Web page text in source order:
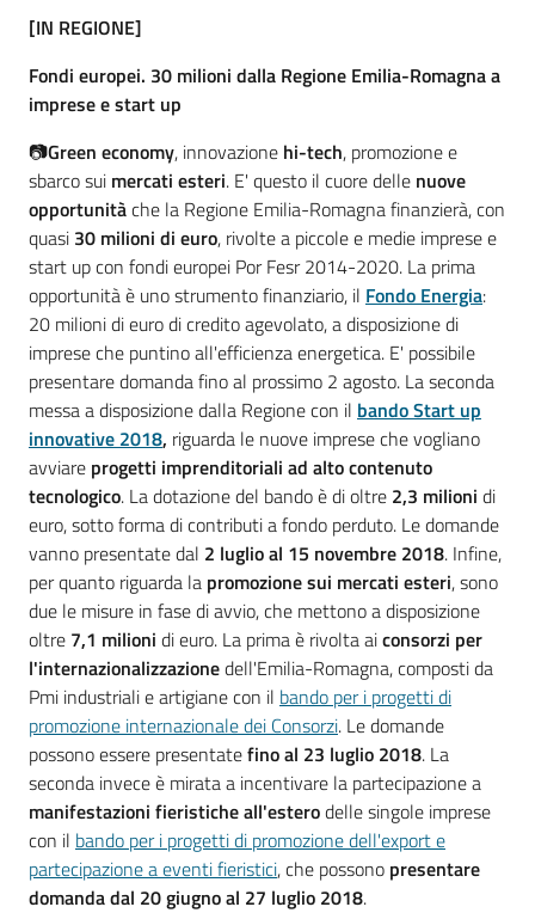
[IN REGIONE]
Fondi europei. 30 milioni dalla Regione Emilia-Romagna a
imprese e start up
📷Green economy, innovazione hi-tech, promozione e
sbarco sui mercati esteri. E' questo il cuore delle nuove
opportunitàche la Regione Emilia-Romagna finanzierà, con
quasi 30 milioni di euro, rivolte a piccole e medie imprese e
start up con fondi europei Por Fesr 2014-2020. La prima
opportunità è uno strumento finanziario, il Fondo Energia:
20 milioni di euro di credito agevolato, a disposizione di
imprese che puntino all'efficienza energetica. E' possibile
presentare domanda fino al prossimo 2 agosto. La seconda
messa a disposizione dalla Regione con il bando Start up
innovative 2018, riguarda le nuove imprese che vogliano
avviare progetti imprenditoriali ad alto contenuto
tecnologico. La dotazione del bando è di oltre 2,3 milioni di
euro, sotto forma di contributi a fondo perduto. Le domande
vanno presentate dal 2 luglio al 15 novembre 2018. Infine,
per quanto riguarda la promozione sui mercati esteri, sono
due le misure in fase di avvio, che mettono a disposizione
oltre 7,1 milioni di euro. La prima è rivolta aiconsorzi per
l'internazionalizzazionedell'Emilia-Romagna, composti da
Pmi industriali e artigiane con il bando per i progetti di
promozione internazionale dei Consorzi. Le domande
possono essere presentatefino al 23 luglio 2018. La
seconda invece è mirata a incentivare la partecipazione a
manifestazioni fieristiche all'esterodelle singole imprese
con il bando per i progetti di promozione dell'export e
partecipazione a eventi fieristici, che possono presentare
domanda dal 20 giugno al 27 luglio 2018.